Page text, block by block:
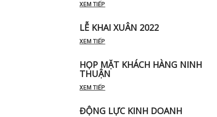
XEM TIẾP
LỄ KHAI XUÂN 2022
XEM TIẾP
HỌP MẶT KHÁCH HÀNG NINH
THUẬN
XEM TIẾP
ĐỘNG LỰC KINH DOANH